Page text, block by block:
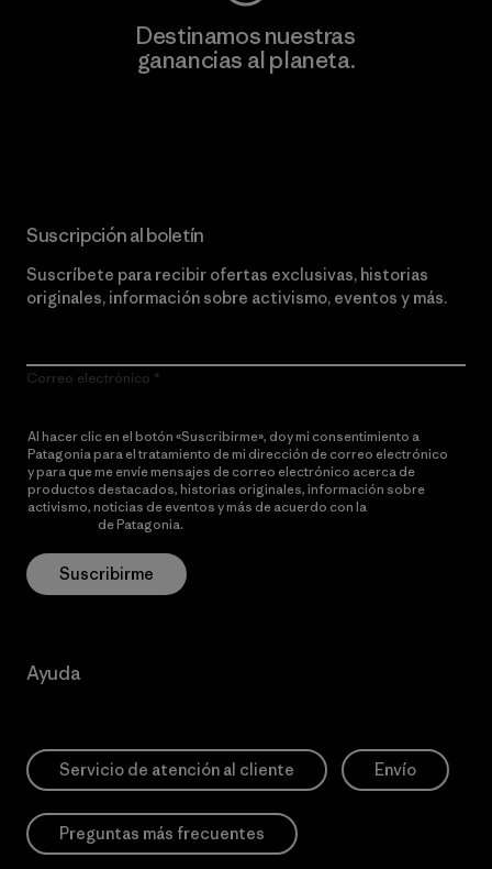
Destinamos nuestras
ganancias al planeta.
Suscripción al boletín
Suscríbete para recibir ofertas exclusivas, historias
originales, información sobre activismo, eventos y más.
Correo electrónico
Al hacer clic en el botón «Suscribirme», doy mi consentimiento a
Patagonia para el tratamiento de mi dirección de correo electrónico
y para que me envíe mensajes de correo electrónico acerca de
productos destacados, historias originales, información sobre
activismo, noticias de eventos y más de acuerdo con la
de Patagonia.
Suscribirme
Ayuda
Servicio de atención al cliente Envío
Preguntas más frecuentes